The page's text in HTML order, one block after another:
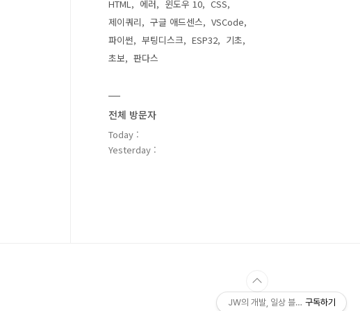
HTML
에러 윈도우 10
CSS
제이쿼리
구글 애드센스
VSCode
파이썬
부팅디스크 ESP32
기초
초보
판다스
전체 방문자
Today :
Yesterday :
JW의 개발, 일상 블로그구독하기